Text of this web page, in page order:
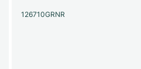
126710GRNR